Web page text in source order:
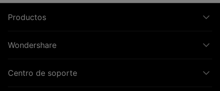
Productos
Wondershare
Centro de soporte